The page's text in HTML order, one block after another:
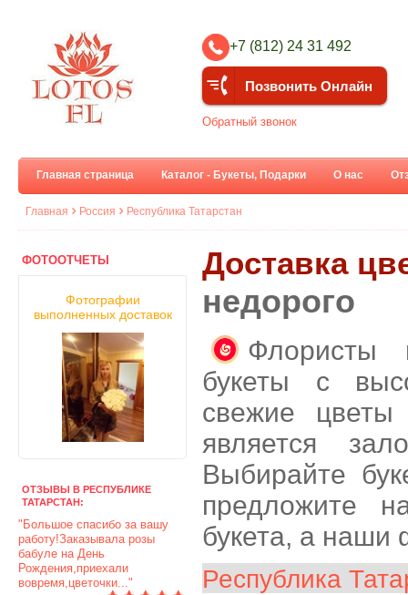
+7 (812) 24 31 492
Позвонить Онлайн
Обратный звонок
Главная страница Каталог - Букеты, Подарки О нас
Главная Россия Республика Татарстан
ФОТООТЧЕТЫ
Фотографии
выполненных доставок
ОТЗЫВЫ В РЕСПУБЛИКЕ
ТАТАРСТАН:
"Большое спасибо за вашу
работу!Заказывала розы
бабуле на День
Рождения,приехали
вовремя,цветочки..."
Доставка
недорого
Флористы
букеты с
свежие цветы
является
Выбирайте
предложите
букета, а наши
Республика